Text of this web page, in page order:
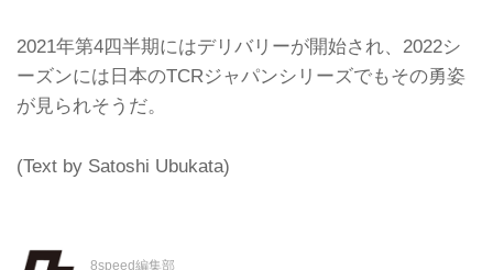
2021年第4四半期にはデリバリーが開始され、2022シ
ーズンには日本のTCRジャパンシリーズでもその勇姿
が見られそうだ。
(Text by Satoshi Ubukata)
8speed編集部